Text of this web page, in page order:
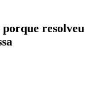
resolveu